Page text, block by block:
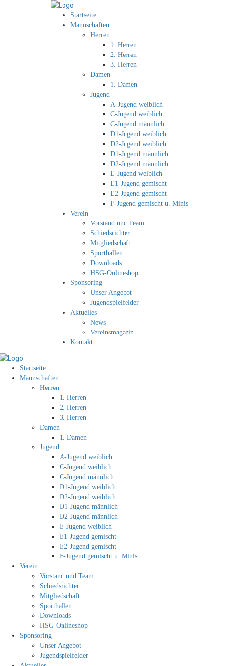
Startseite
Mannschaften
Herren
1. Herren
2. Herren
3. Herren
Damen
1. Damen
Jugend
A-Jugend weiblich
C-Jugend weiblich
C-Jugend männlich
D1-Jugend weiblich
D2-Jugend weiblich
D1-Jugend männlich
D2-Jugend männlich
E-Jugend weiblich
E1-Jugend gemischt
E2-Jugend gemischt
F-Jugend gemischt u. Minis
Verein
Vorstand und Team
Schiedsrichter
Mitgliedschaft
Sporthallen
Downloads
HSG-Onlineshop
Sponsoring
Unser Angebot
Jugendspielfelder
Aktuelles
News
Vereinsmagazin
Kontakt
Startseite
Mannschaften
Herren
1. Herren
2. Herren
3. Herren
Damen
1. Damen
Jugend
A-Jugend weiblich
C-Jugend weiblich
C-Jugend männlich
D1-Jugend weiblich
D2-Jugend weiblich
D1-Jugend männlich
D2-Jugend männlich
E-Jugend weiblich
E1-Jugend gemischt
E2-Jugend gemischt
F-Jugend gemischt u. Minis
Verein
Vorstand und Team
Schiedsrichter
Mitgliedschaft
Sporthallen
Downloads
HSG-Onlineshop
Sponsoring
Unser Angebot
Jugendspielfelder